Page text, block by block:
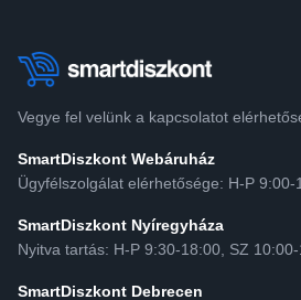
Vegye fel velünk a kapcsolatot
SmartDiszkont Webáruház
Ügyfélszolgálat elérhetősége: H-P 9:00-
SmartDiszkont Nyíregyháza
Nyitva tartás: H-P 9:30-18:00, SZ
SmartDiszkont Debrecen